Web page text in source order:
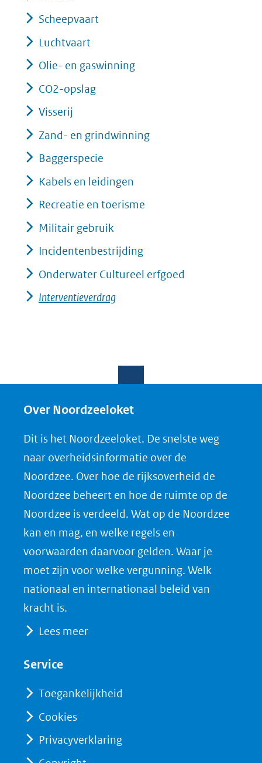
Scheepvaart
Luchtvaart
Olie- en gaswinning
CO2-opslag
Visserij
Zand- en grindwinning
Baggerspecie
Kabels en leidingen
Recreatie en toerisme
Militair gebruik
Incidentenbestrijding
Onderwater Cultureel erfgoed
Interventieverdrag
Over Noordzeeloket
Dit is het Noordzeeloket. De snelste weg
naar overheidsinformatie over de
Noordzee. Over hoe de rijksoverheid de
Noordzee beheert en hoe de ruimte op de
Noordzee is verdeeld. Wat op de Noordzee
kan en mag, en welke regels en
voorwaarden daarvoor gelden. Waar je
moet zijn voor welke vergunning. Welk
nationaal en internationaal beleid van
kracht is.
Lees meer
Service
Toegankelijkheid
Cookies
Privacyverklaring